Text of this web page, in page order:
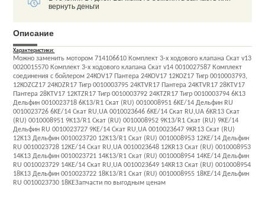
вернуть деньги
Описание
Характеристики:
Можно заменить мотором 714106610 Комплект 3-х ходового клапана Скат v13
0020015570 Комплект 3-х ходового клапана Скат v14 0010027587 Комплект
соединения c бойлером 24KOV17 Пантера 24KOV17 12KOZ17 Тигр 0010003793,
12KOZCZ17 24KOZR17 Тигр 0010003795 24KTVR17 Пантера 24KTVR17 28KTV17
Пантера 28KTV17 12KTZR17 Тигр 0010003792 24KTZR17 Тигр 0010003794 6K13
Дельфин 0010023718 6K13/R1 Скат (RU) 0010008951 6KE/14 Дельфин RU
0010023726 6KE/14 Скат RU,UA 0010023646 6KE/14 Скат RU,UA 6KR13 Скат
(RU) 0010008951 9K13/R1 Скат (RU) 0010008952 9K13/R1 Скат (RU) 9KE/14
Дельфин RU 0010023727 9KE/14 Скат RU,UA 0010023647 9KR13 Скат (RU)
12K13 Дельфин 0010023720 12K13/R1 Скат (RU) 0010008953 12KE/14 Дельфин
RU 0010023728 12KE/14 Скат RU,UA 0010023648 12KR13 Скат (RU) 0010008953
14K13 Дельфин 0010023721 14K13/R1 Скат (RU) 0010008954 14KE/14 Дельфин
RU 0010023729 14KE/14 Скат RU,UA 0010023649 14KR13 Скат (RU) 0010008954
18K13 Дельфин 0010023722 18K13/R1 Скат (RU) 0010008955 18KE/14 Дельфин
RU 0010023730 18KEЗапчасти по выгодным ценам